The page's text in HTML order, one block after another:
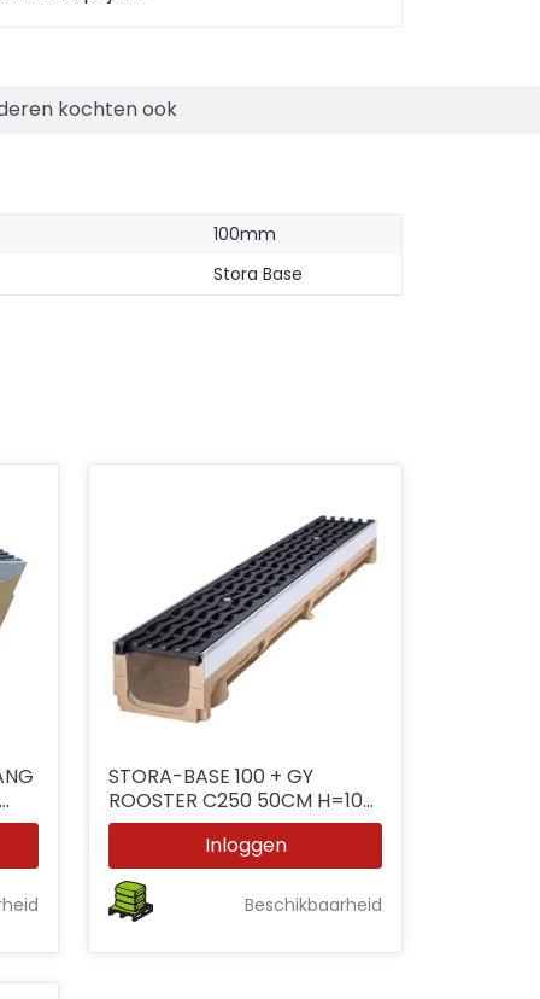
kochten ook
100mm
Stora Base
STORA-BASE 100 + GY
ROOSTER C250 50CM H=100
Ø110
Inloggen
Beschikbaarheid